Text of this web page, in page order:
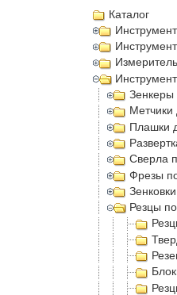
Каталог
Зенкеры
Метчики
Плашки
Сверла
Фрезы
Резцы